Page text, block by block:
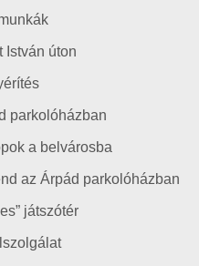
István úton
parkolóházban
a belvárosba
az Árpád parkolóházban
játszótér